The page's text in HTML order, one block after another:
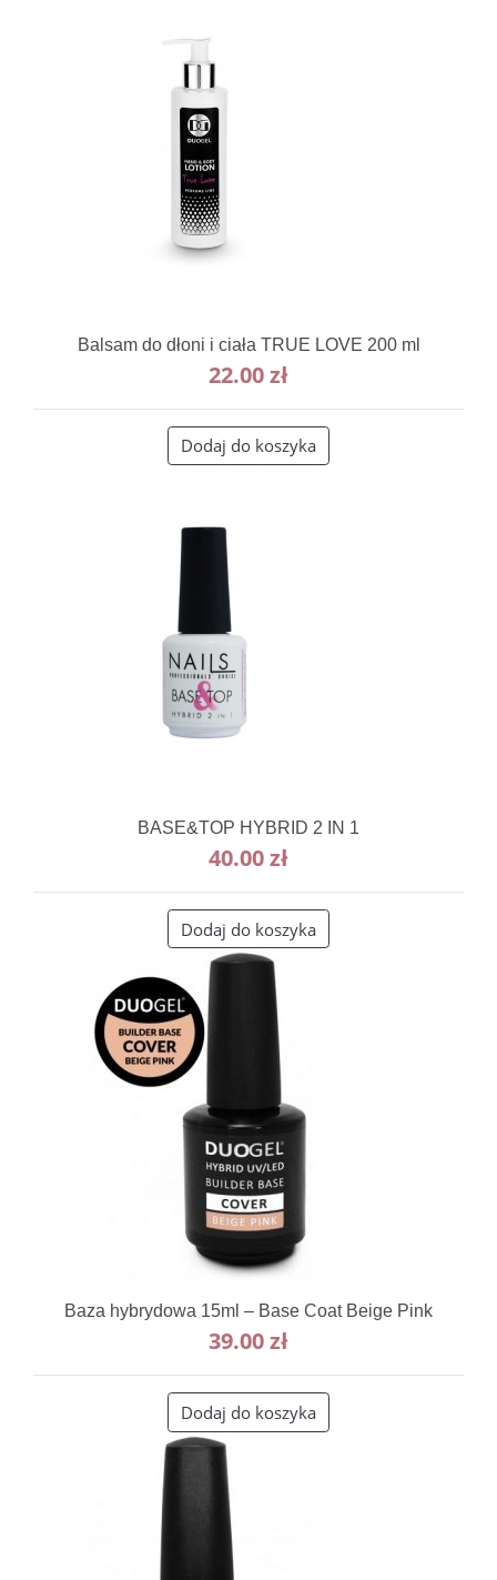
Balsam do dłoni i ciała TRUE LOVE 200 ml
22.00zł
Dodaj do koszyka
BASE&TOP HYBRID 2 IN 1
40.00zł
Dodaj do koszyka
Baza hybrydowa 15ml – Base Coat Beige Pink
39.00zł
Dodaj do koszyka